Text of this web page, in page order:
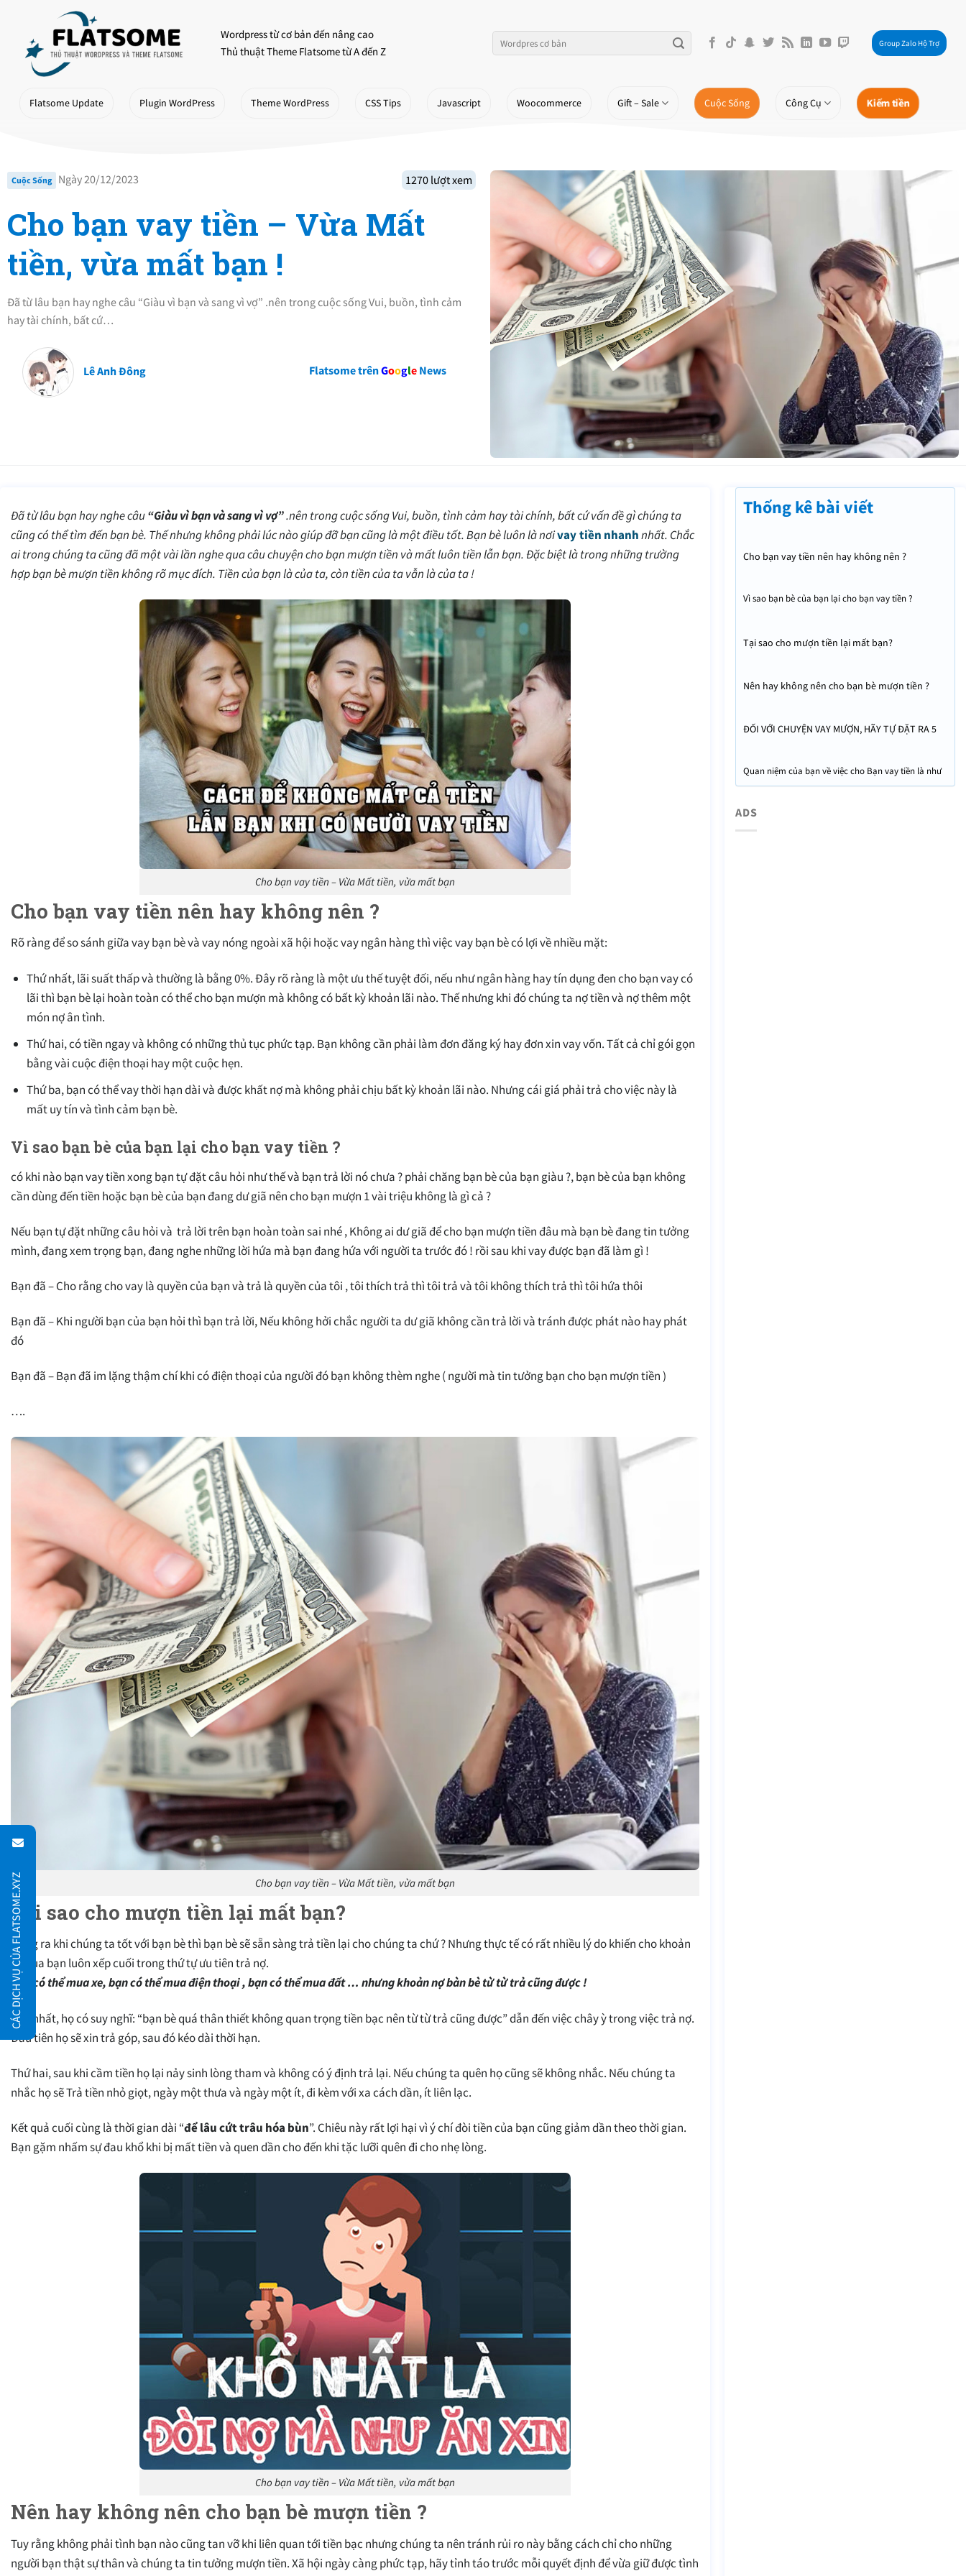
content
Wordpress từ cơ bản đến nâng cao
Thủ thuật Theme Flatsome từ A đến Z
Group Zalo Hộ Trợ
Flatsome Update Plugin WordPress Theme WordPress CSS Tips Javascript Woocommerce Gift – Sale Cuộc Sống Công Cụ Kiếm tiền
Cuộc Sống Ngày 20/12/2023 1270 lượt xem
Cho bạn vay tiền – Vừa Mất
tiền, vừa mất bạn !
Đã từ lâu bạn hay nghe câu “Giàu vì bạn và sang vì vợ” .nên trong cuộc sống Vui, buồn, tình cảm
hay tài chính, bất cứ…
Lê Anh Đông Flatsome trênGoogleNews
Đã từ lâu bạn hay nghe câu“Giàu vì bạn và sang vì vợ”.nên trong cuộc sống Vui, buồn, tình cảm hay tài chính, bất cứ vấn đề gì chúng ta
cũng có thể tìm đến bạn bè. Thế nhưng không phải lúc nào giúp đỡ bạn cũng là một điều tốt. Bạn bè luôn là nơivay tiền nhanhnhất. Chắc
ai trong chúng ta cũng đã một vài lần nghe qua câu chuyện cho bạn mượn tiền và mất luôn tiền lẫn bạn. Đặc biệt là trong những trường
hợp bạn bè mượn tiền không rõ mục đích. Tiền của bạn là của ta, còn tiền của ta vẫn là của ta !
Cho bạn vay tiền – Vừa Mất tiền, vừa mất bạn
Cho bạn vay tiền nên hay không nên ?
Rõ ràng để so sánh giữa vay bạn bè và vay nóng ngoài xã hội hoặc vay ngân hàng thì việc vay bạn bè có lợi về nhiều mặt:
Thứ nhất, lãi suất thấp và thường là bằng 0%. Đây rõ ràng là một ưu thế tuyệt đối, nếu như ngân hàng hay tín dụng đen cho bạn vay có
lãi thì bạn bè lại hoàn toàn có thể cho bạn mượn mà không có bất kỳ khoản lãi nào. Thế nhưng khi đó chúng ta nợ tiền và nợ thêm một
món nợ ân tình.
Thứ hai, có tiền ngay và không có những thủ tục phức tạp. Bạn không cần phải làm đơn đăng ký hay đơn xin vay vốn. Tất cả chỉ gói gọn
bằng vài cuộc điện thoại hay một cuộc hẹn.
Thứ ba, bạn có thể vay thời hạn dài và được khất nợ mà không phải chịu bất kỳ khoản lãi nào. Nhưng cái giá phải trả cho việc này là
mất uy tín và tình cảm bạn bè.
Vì sao bạn bè của bạn lại cho bạn vay tiền ?
có khi nào bạn vay tiền xong bạn tự đặt câu hỏi như thế và bạn trả lời nó chưa ? phải chăng bạn bè của bạn giàu ?, bạn bè của bạn không
cần dùng đến tiền hoặc bạn bè của bạn đang dư giã nên cho bạn mượn 1 vài triệu không là gì cả ?
Nếu bạn tự đặt những câu hỏi và trả lời trên bạn hoàn toàn sai nhé , Không ai dư giã để cho bạn mượn tiền đâu mà bạn bè đang tin tưởng
mình, đang xem trọng bạn, đang nghe những lời hứa mà bạn đang hứa với người ta trước đó ! rồi sau khi vay được bạn đã làm gì !
Bạn đã – Cho rằng cho vay là quyền của bạn và trả là quyền của tôi , tôi thích trả thì tôi trả và tôi không thích trả thì tôi hứa thôi
Bạn đã – Khi người bạn của bạn hỏi thì bạn trả lời, Nếu không hởi chắc người ta dư giã không cần trả lời và tránh được phát nào hay phát
đó
Bạn đã – Bạn đã im lặng thậm chí khi có điện thoại của người đó bạn không thèm nghe ( người mà tin tưởng bạn cho bạn mượn tiền )
….
Cho bạn vay tiền – Vừa Mất tiền, vừa mất bạn
Tại sao cho mượn tiền lại mất bạn?
Đúng ra khi chúng ta tốt với bạn bè thì bạn bè sẽ sẵn sàng trả tiền lại cho chúng ta chứ ? Nhưng thực tế có rất nhiều lý do khiến cho khoản
nợ của bạn luôn xếp cuối trong thứ tự ưu tiên trả nợ.
Bạn có thể mua xe, bạn có thể mua điện thoại , bạn có thể mua đất … nhưng khoản nợ bàn bè từ từ trả cũng được !
Thứ nhất, họ có suy nghĩ: “bạn bè quá thân thiết không quan trọng tiền bạc nên từ từ trả cũng được” dẫn đến việc chây ỳ trong việc trả nợ.
Đầu tiên họ sẽ xin trả góp, sau đó kéo dài thời hạn.
Thứ hai, sau khi cầm tiền họ lại nảy sinh lòng tham và không có ý định trả lại. Nếu chúng ta quên họ cũng sẽ không nhắc. Nếu chúng ta
nhắc họ sẽ Trả tiền nhỏ giọt, ngày một thưa và ngày một ít, đi kèm với xa cách dần, ít liên lạc.
Kết quả cuối cùng là thời gian dài “để lâu cứt trâu hóa bùn”. Chiêu này rất lợi hại vì ý chí đòi tiền của bạn cũng giảm dần theo thời gian.
Bạn gặm nhấm sự đau khổ khi bị mất tiền và quen dần cho đến khi tặc lưỡi quên đi cho nhẹ lòng.
Cho bạn vay tiền – Vừa Mất tiền, vừa mất bạn
Nên hay không nên cho bạn bè mượn tiền ?
Tuy rằng không phải tình bạn nào cũng tan vỡ khi liên quan tới tiền bạc nhưng chúng ta nên tránh rủi ro này bằng cách chỉ cho những
người bạn thật sự thân và chúng ta tin tưởng mượn tiền. Xã hội ngày càng phức tạp, hãy tỉnh táo trước mỗi quyết định để vừa giữ được tình
Thống kê bài viết
Cho bạn vay tiền nên hay không nên ?
Vì sao bạn bè của bạn lại cho bạn vay tiền ?
Tại sao cho mượn tiền lại mất bạn?
Nên hay không nên cho bạn bè mượn tiền ?
ĐỐI VỚI CHUYỆN VAY MƯỢN, HÃY TỰ ĐẶT RA 5
Quan niệm của bạn về việc cho Bạn vay tiền là như
thế nào ?
ADS
CÁC DỊCH VỤ CỦA FLATSOME.XYZ